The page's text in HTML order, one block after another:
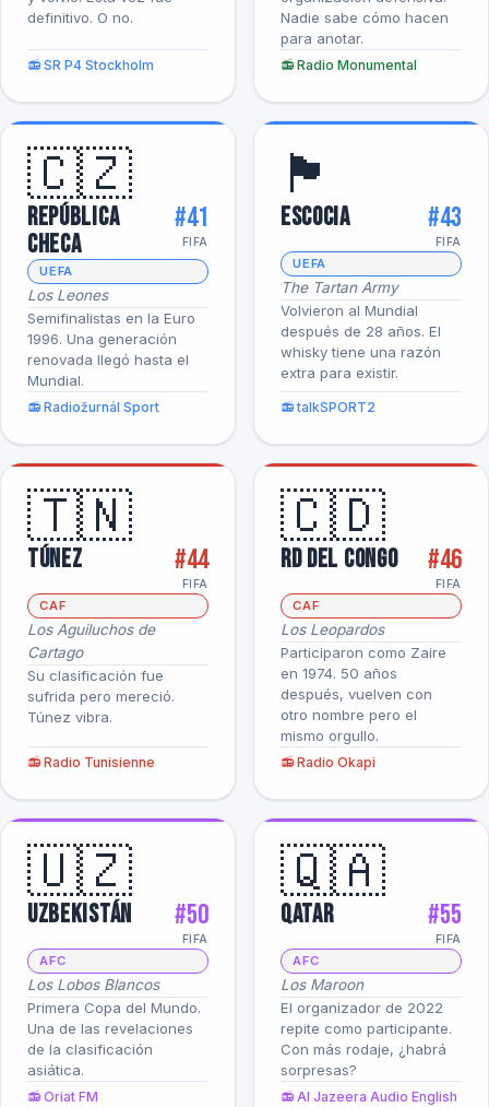
definitivo. O no.
📻 SR P4 Stockholm
Nadie sabe cómo hacen
para anotar.
📻 Radio Monumental
🇨🇿
República
Checa
#41
FIFA
UEFA
Los Leones
Semifinalistas en la Euro
1996. Una generación
renovada llegó hasta el
Mundial.
📻 Radiožurnál Sport
🏴󠁧󠁢󠁳󠁣󠁴󠁿
Escocia #43
FIFA
UEFA
The Tartan Army
Volvieron al Mundial
después de 28 años. El
whisky tiene una razón
extra para existir.
📻 talkSPORT2
🇹🇳
Túnez #44
FIFA
CAF
Los Aguiluchos de
Cartago
Su clasificación fue
sufrida pero mereció.
Túnez vibra.
📻 Radio Tunisienne
🇨🇩
RD del Congo #46
FIFA
CAF
Los Leopardos
Participaron como Zaire
en 1974. 50 años
después, vuelven con
otro nombre pero el
mismo orgullo.
📻 Radio Okapi
🇺🇿
Uzbekistán #50
FIFA
AFC
Los Lobos Blancos
Primera Copa del Mundo.
Una de las revelaciones
de la clasificación
asiática.
📻 Oriat FM
🇶🇦
Qatar #55
FIFA
AFC
Los Maroon
El organizador de 2022
repite como participante.
Con más rodaje, ¿habrá
sorpresas?
📻 Al Jazeera Audio English